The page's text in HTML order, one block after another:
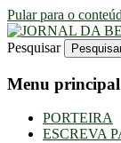
Pular para o
JORNAL
Uma Gazeta
Pesquisar
Menu principal
PORTEIRA
ESCREVA